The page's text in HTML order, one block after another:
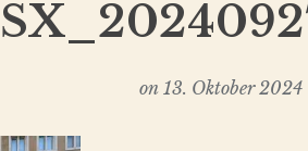
on 13. Oktober 2024